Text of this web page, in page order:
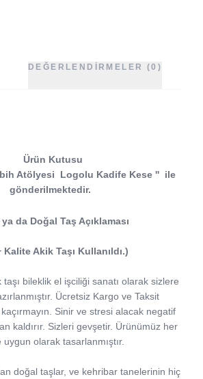
DEĞERLENDIRMELER (0)
Ürün Kutusu
Atölyesi Logolu Kadife Kese '' ile
gönderilmektedir.
da Doğal Taş Açıklaması
Kalite Akik Taşı Kullanıldı.)
taşı bileklik el işciliği sanatı olarak sizlere
Ücretsiz Kargo ve Taksit
kaçırmayın. Sinir ve stresi alacak negatif
kaldırır. Sizleri gevşetir. Ürünümüz her
uygun olarak tasarlanmıştır.
doğal taşlar, ve kehribar tanelerinin hiç